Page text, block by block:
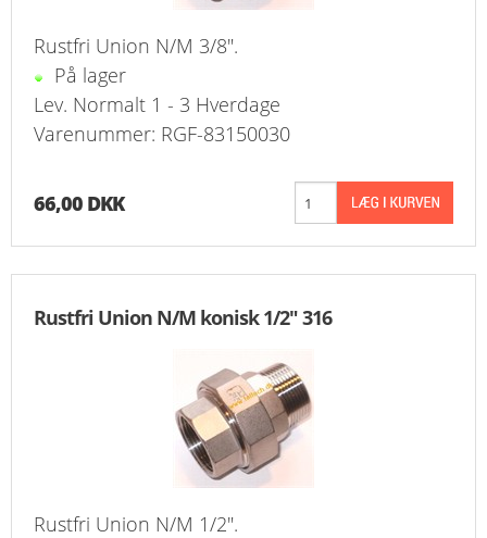
LOG UD
Rustfri Union N/M 3/8".
På lager
Lev. Normalt 1 - 3 Hverdage
Varenummer: RGF-83150030
66,00 DKK
Rustfri Union N/M konisk 1/2" 316
Rustfri Union N/M 1/2".